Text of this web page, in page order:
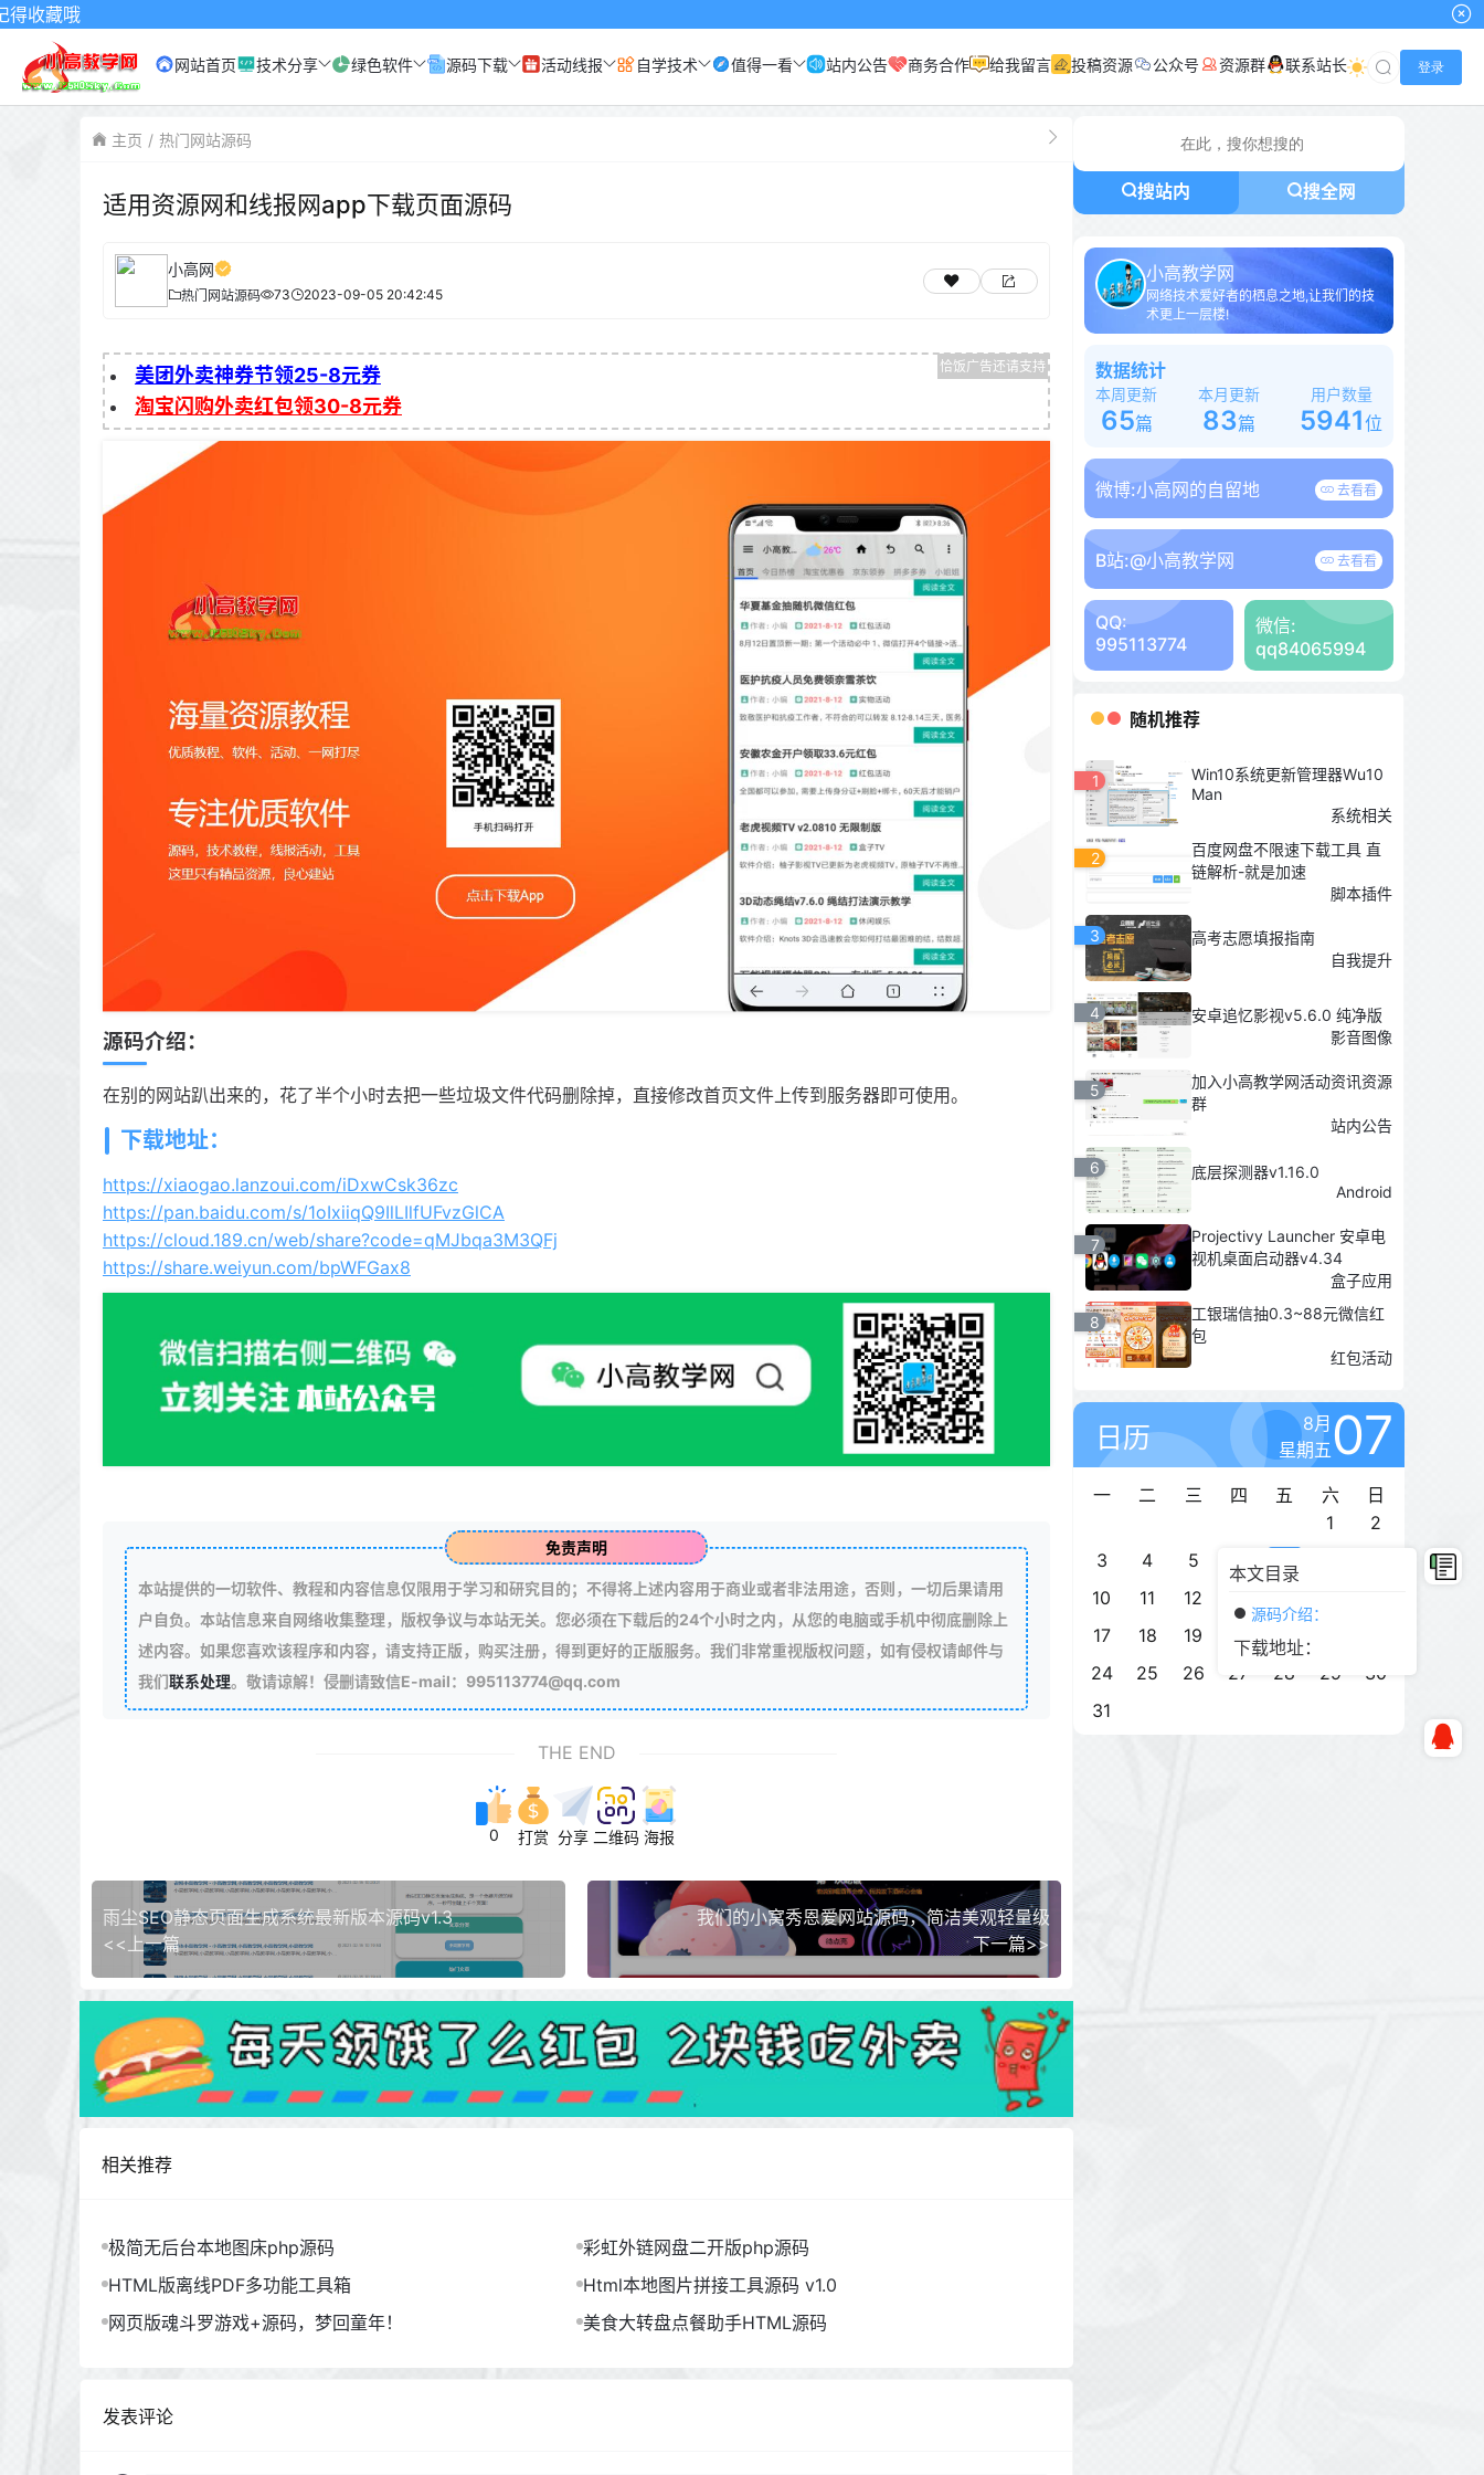
本文目录
源码介绍：
下载地址：
小
网站首页 技术分享 绿色软件 源码下载 活动线报 自学技术 值得一看 站内公告 商务合作 给我留言 投稿资源 公众号 资源群 联系站长 登录
主页 热门网站源码
适用资源网和线报网app下载页面源码
小高网
热门网站源码 73 2023-09-05 20:42:45
美团外卖神券节领25-8元券
淘宝闪购外卖红包领30-8元券
源码介绍：
在别的网站趴出来的，花了半个小时去把一些垃圾文件代码删除掉，直接修改首页文件上传到服务器即可使用。
下载地址：
https://xiaogao.lanzoui.com/iDxwCsk36zc
https://pan.baidu.com/s/1oIxiiqQ9IlLIlfUFvzGlCA
https://cloud.189.cn/web/share?code=qMJbqa3M3QFj
https://share.weiyun.com/bpWFGax8
免责声明
本站提供的一切软件、教程和内容信息仅限用于学习和研究目的；不得将上述内容用于商业或者非法用途，否则，一切后果请用
户自负。本站信息来自网络收集整理，版权争议与本站无关。您必须在下载后的24个小时之内，从您的电脑或手机中彻底删除上
述内容。如果您喜欢该程序和内容，请支持正版，购买注册，得到更好的正版服务。我们非常重视版权问题，如有侵权请邮件与
我们联系处理。敬请谅解！侵删请致信E-mail：995113774@qq.com
THE END
0 打赏 分享 二维码 海报
雨尘SEO静态页面生成系统最新版本源码v1.3
<<上一篇
我们的小窝秀恩爱网站源码，简洁美观轻量级
下一篇>>
相关推荐
极简无后台本地图床php源码
彩虹外链网盘二开版php源码
HTML版离线PDF多功能工具箱
Html本地图片拼接工具源码 v1.0
网页版魂斗罗游戏+源码，梦回童年！
美食大转盘点餐助手HTML源码
发表评论
搜站内 搜全网
小高教学网
网络技术爱好者的栖息之地,让我们的技
术更上一层楼!
数据统计
本周更新
65篇
本月更新
83篇
用户数量
5941位
微博:小高网的自留地 去看看
B站:@小高教学网 去看看
QQ:
995113774
微信:
qq84065994
随机推荐
1
Win10系统更新管理器Wu10
Man
系统相关
2
百度网盘不限速下载工具 直
链解析-就是加速
脚本插件
3
高考志愿填报指南
自我提升
4
安卓追忆影视v5.6.0 纯净版
影音图像
5
加入小高教学网活动资讯资源
群
站内公告
6
底层探测器v1.16.0
Android
7
Projectivy Launcher 安卓电
视机桌面启动器v4.34
盒子应用
8
工银瑞信抽0.3~88元微信红
包
红包活动
日历
8月
星期五 07
一 二 三 四 五 六
日
1
2
3
4 5 6 7
10
11 12
17
18 19 20 21
24
25 26 27 28 29
30
31